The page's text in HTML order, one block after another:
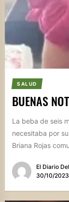
SALUD
BUENAS
La beba de seis
necesitaba por
Briana Rojas
El Diario
30/10/2023